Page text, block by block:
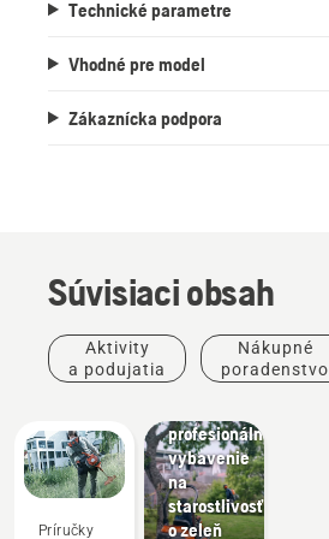
Technické parametre
Vhodné pre model
Zákaznícka podpora
Súvisiaci obsah
Aktivity
a podujatia
Nákupné
poradenstvo
Príručky
Terénne
Nástroje
na
úpravu
profesionálne
vybavenie
na
starostlivosť
o zeleň